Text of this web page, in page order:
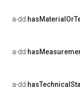
a-dd:
a-dd:
a-dd: